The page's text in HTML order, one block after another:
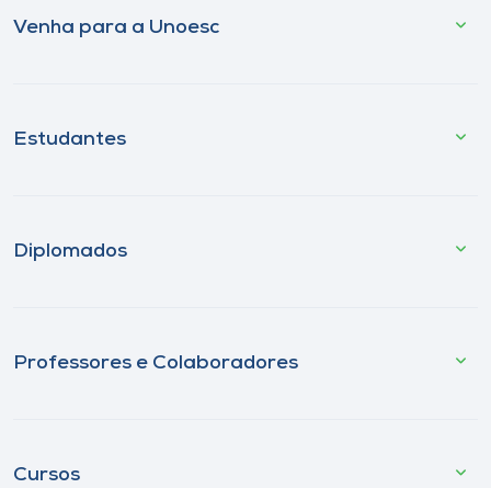
Venha para a Unoesc
Estudantes
Diplomados
Professores e Colaboradores
Cursos